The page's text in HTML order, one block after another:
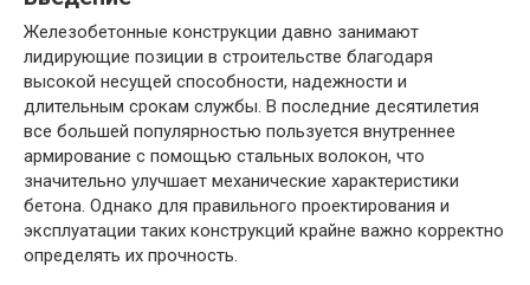
Железобетонные конструкции давно занимают
лидирующие позиции в строительстве благодаря
высокой несущей способности, надежности и
длительным срокам службы. В последние десятилетия
все большей популярностью пользуется внутреннее
армирование с помощью стальных волокон, что
значительно улучшает механические характеристики
бетона. Однако для правильного проектирования и
эксплуатации таких конструкций крайне важно корректно
определять их прочность.